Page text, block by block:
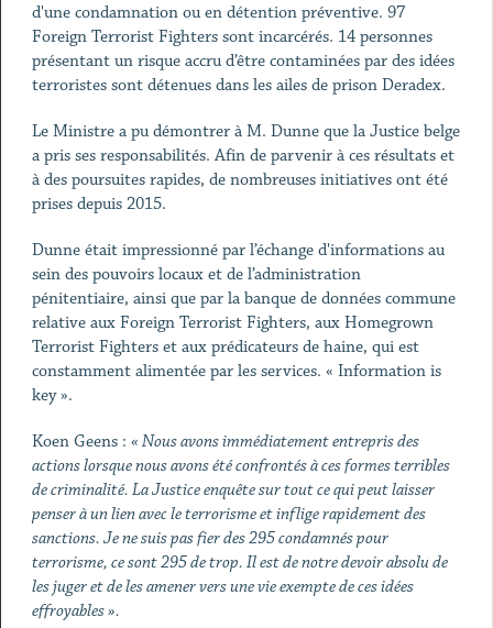
d'une condamnation ou en détention préventive. 97
Foreign Terrorist Fighters sont incarcérés. 14 personnes
présentant un risque accru d’être contaminées par des idées
terroristes sont détenues dans les ailes de prison Deradex.
Le Ministre a pu démontrer à M. Dunne que la Justice belge
a pris ses responsabilités. Afin de parvenir à ces résultats et
à des poursuites rapides, de nombreuses initiatives ont été
prises depuis 2015.
Dunne était impressionné par l’échange d'informations au
sein des pouvoirs locaux et de l’administration
pénitentiaire, ainsi que par la banque de données commune
relative aux Foreign Terrorist Fighters, aux Homegrown
Terrorist Fighters et aux prédicateurs de haine, qui est
constamment alimentée par les services. « Information is
key ».
Koen Geens : « Nous avons immédiatement entrepris des
actions lorsque nous avons été confrontés à ces formes terribles
de criminalité. La Justice enquête sur tout ce qui peut laisser
penser à un lien avec le terrorisme et inflige rapidement des
sanctions. Je ne suis pas fier des 295 condamnés pour
terrorisme, ce sont 295 de trop. Il est de notre devoir absolu de
les juger et de les amener vers une vie exempte de ces idées
effroyables ».